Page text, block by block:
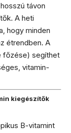
távon
A heti
hogy minden
étrendben. A
főzése) segíthet
vitamin-
kiegészítők
B-vitamint